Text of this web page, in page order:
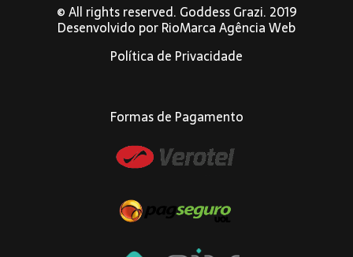
© All rights reserved. Goddess Grazi. 2019
Desenvolvido porRioMarca Agência Web
Política de Privacidade
Formas de Pagamento